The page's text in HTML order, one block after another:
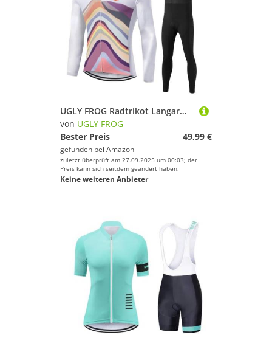
UGLY FROG Radtrikot Langarm Herren Thermische Fleece Winter Fahrradbekleidung Radsportanzüge Fahrradtrikot mit Thermofleecefutter Fahrradhose mit Sitzpolster + 20D Gel für MTB Outdoor 77DERONGDB02
von UGLY FROG
Bester Preis
49,99 €
gefunden bei Amazon
zuletzt überprüft am 27.09.2025 um 00:03; der
Preis kann sich seitdem geändert haben.
Keine weiteren Anbieter